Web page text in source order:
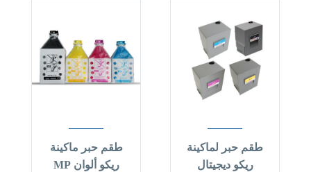
طقم حبر لماكينة
ريكو ديجيتال
طقم حبر ماكينة
ريكو ألوان MP